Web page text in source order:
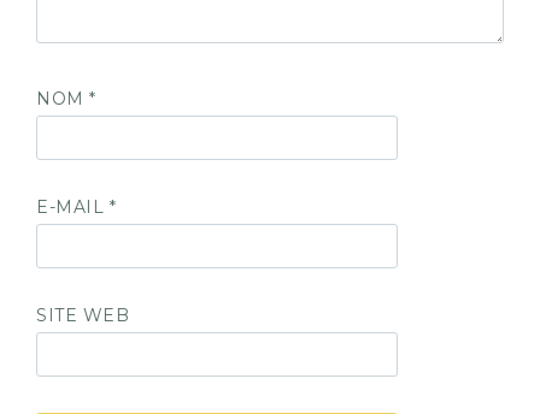
NOM*
E-MAIL *
SITE WEB